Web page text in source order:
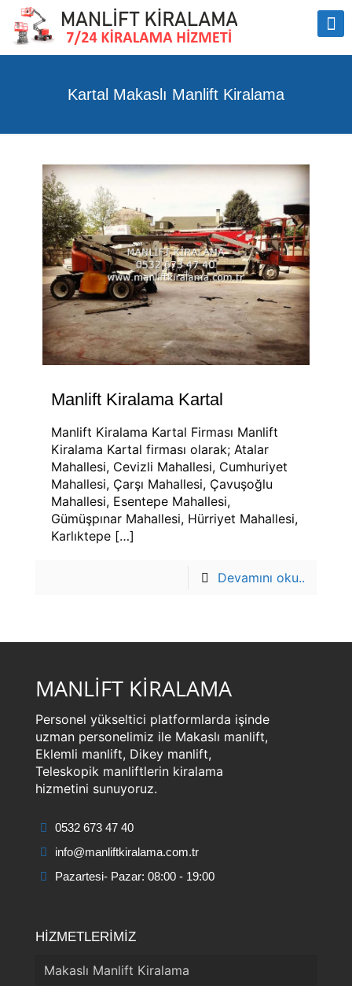
Kartal Makaslı Manlift Kiralama
Manlift Kiralama Kartal
Manlift Kiralama Kartal Firması Manlift
Kiralama Kartal firması olarak; Atalar
Mahallesi, Cevizli Mahallesi, Cumhuriyet
Mahallesi, Çarşı Mahallesi, Çavuşoğlu
Mahallesi, Esentepe Mahallesi,
Gümüşpınar Mahallesi, Hürriyet Mahallesi,
Karlıktepe […]
Devamını oku..
MANLİFT KİRALAMA
Personel yükseltici platformlarda işinde
uzman personelimiz ile Makaslı manlift,
Eklemli manlift, Dikey manlift,
Teleskopik manliftlerin kiralama
hizmetini sunuyoruz.
0532 673 47 40
info@manliftkiralama.com.tr
Pazartesi- Pazar: 08:00 - 19:00
HİZMETLERİMİZ
Makaslı Manlift Kiralama